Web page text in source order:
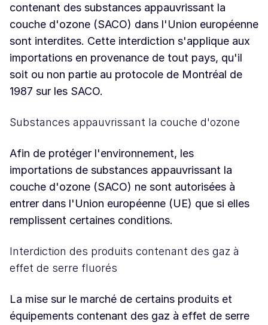
contenant des substances appauvrissant la
couche d'ozone (SACO) dans l'Union européenne
sont interdites. Cette interdiction s'applique aux
importations en provenance de tout pays, qu'il
soit ou non partie au protocole de Montréal de
1987 sur les SACO.
Substances appauvrissant la couche d'ozone
Afin de protéger l'environnement, les
importations de substances appauvrissant la
couche d'ozone (SACO) ne sont autorisées à
entrer dans l'Union européenne (UE) que si elles
remplissent certaines conditions.
Interdiction des produits contenant des gaz à
effet de serre fluorés
La mise sur le marché de certains produits et
équipements contenant des gaz à effet de serre